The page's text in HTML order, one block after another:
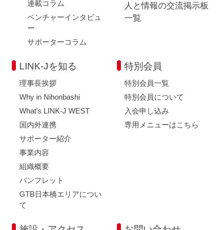
連載コラム
ベンチャーインタビュ
ー
サポーターコラム
人と情報の交流掲示板
一覧
LINK-Jを知る
理事長挨拶
Why in Nihonbashi
What’s LINK-J WEST
国内外連携
サポーター紹介
事業内容
組織概要
パンフレット
GTB日本橋エリアについ
て
特別会員
特別会員一覧
特別会員について
入会申し込み
専用メニューはこちら